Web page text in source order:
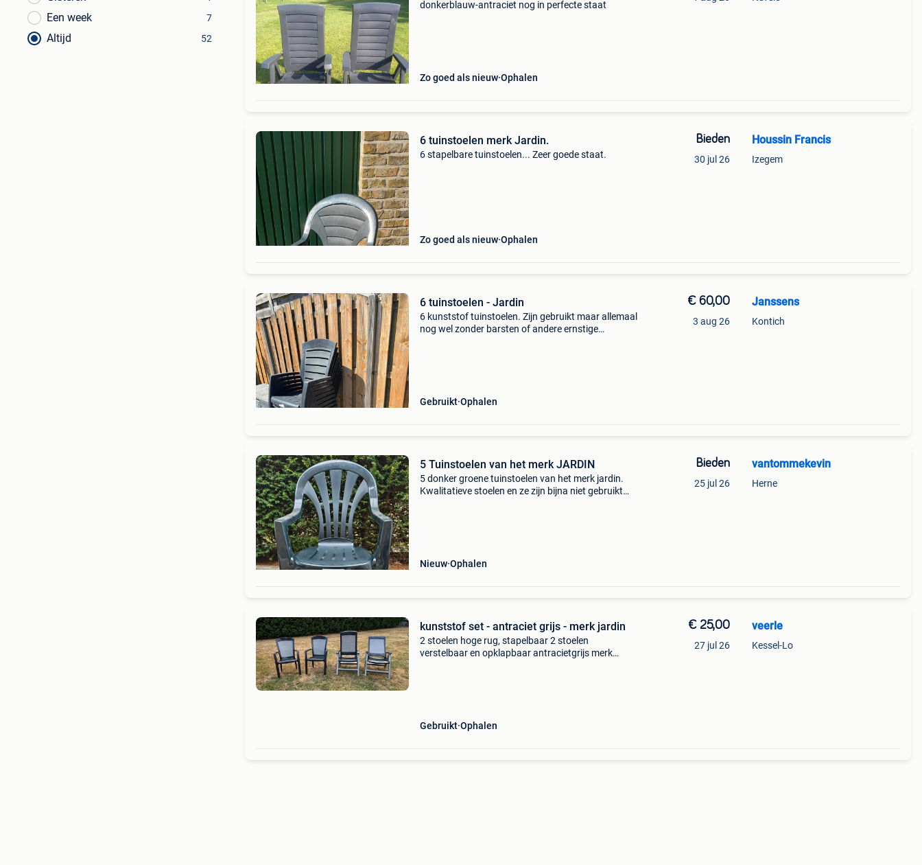
Een week 7
Altijd 52
donkerblauw-antraciet nog in perfecte staat
Zo goed als nieuw Ophalen
6 tuinstoelen merk Jardin.
6 stapelbare tuinstoelen... Zeer goede staat.
Zo goed als nieuw Ophalen
Bieden
30 jul 26
Houssin Francis
Izegem
6 tuinstoelen - Jardin
6 kunststof tuinstoelen. Zijn gebruikt maar allemaal
nog wel zonder barsten of andere ernstige
Gebruikt Ophalen
€ 60,00
3 aug 26
Janssens
Kontich
5 Tuinstoelen van het merk JARDIN
5 donker groene tuinstoelen van het merk jardin.
Kwalitatieve stoelen en ze zijn bijna niet gebruikt
Nieuw Ophalen
Bieden
25 jul 26
vantommekevin
Herne
kunststof set - antraciet grijs - merk jardin
2 stoelen hoge rug, stapelbaar 2 stoelen
verstelbaar en opklapbaar antracietgrijs merk
Gebruikt Ophalen
€ 25,00
27 jul 26
veerle
Kessel-Lo